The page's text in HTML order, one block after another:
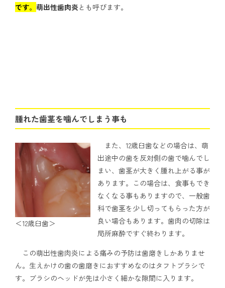
です。 萌出性歯肉炎 とも呼びます。
腫れた歯茎を噛んでしまう事も
＜12歳臼歯＞
また、12歳臼歯などの場合は、萌
出途中の歯を反対側の歯で噛んでし
まい、歯茎が大きく腫れ上がる事が
あります。この場合は、食事もでき
なくなる事もありますので、一般歯
科で歯茎を少し切ってもらった方が
良い場合もあります。歯肉の切除は
局所麻酔ですぐ終わります。
この萌出性歯肉炎による痛みの予防は歯磨きしかありませ
ん。生えかけの歯の歯磨きにおすすめなのはタフトブラシで
す。ブラシのヘッドが先は小さく細かな隙間に入ります。